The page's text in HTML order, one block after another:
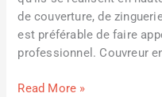
de couverture, de
est préférable de faire
professionnel. Couvreur
Read More »